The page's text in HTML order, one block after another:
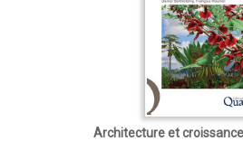
Architecture et